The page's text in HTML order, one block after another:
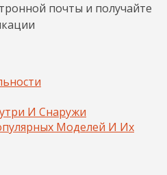
почты и получайте
И Снаружи
Моделей И Их